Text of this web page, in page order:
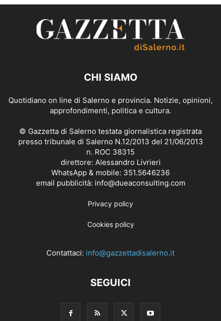
CHI SIAMO
Quotidiano on line di Salerno e provincia. Notizie, opinioni,
approfondimenti, politica e cultura.
© Gazzetta di Salerno testata giornalistica registrata
presso tribunale di Salerno N.12/2013 del 21/06/2013
n. ROC 38315
direttore: Alessandro Livrieri
WhatsApp & mobile: 351.5646236
email pubblicità: info@dueaconsulting.com
Privacy policy
Cookies policy
Contattaci: info@gazzettadisalerno.it
SEGUICI